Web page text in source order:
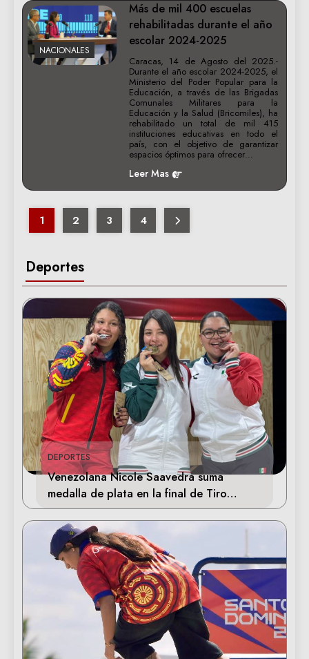
Deportes
DEPORTES
Venezolana Nicole Saavedra suma
medalla de plata en la final de Tiro
Deportivo
NACIONALES
Más de mil 400 escuelas
rehabilitadas durante el año
escolar 2024-2025
Caracas, 14 de Agosto del 2025.-
Durante el año escolar 2024-2025, el
Ministerio del Poder Popular para la
Educación, a través de las Brigadas
Comunales Militares para la
Educación y la Salud (Bricomiles), ha
rehabilitado un total de mil 415
instituciones educativas en todo el
país, con el objetivo de garantizar
espacios óptimos para ofrecer…
Leer Mas
1 2 3 4